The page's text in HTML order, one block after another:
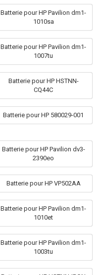
Batterie pour HP Pavilion dm1-
1010sa
Batterie pour HP Pavilion dm1-
1007tu
Batterie pour HP HSTNN-
CQ44C
Batterie pour HP 580029-001
Batterie pour HP Pavilion dv3-
2390eo
Batterie pour HP VP502AA
Batterie pour HP Pavilion dm1-
1010et
Batterie pour HP Pavilion dm1-
1003tu